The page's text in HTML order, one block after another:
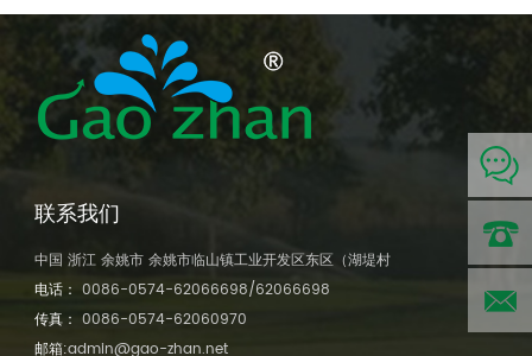
联系我们
中国 浙江 余姚市 余姚市临山镇工业开发区东区（湖堤村
电话： 0086-0574-62066698/62066698
传真： 0086-0574-62060970
邮箱:admin@gao-zhan.net
电话: